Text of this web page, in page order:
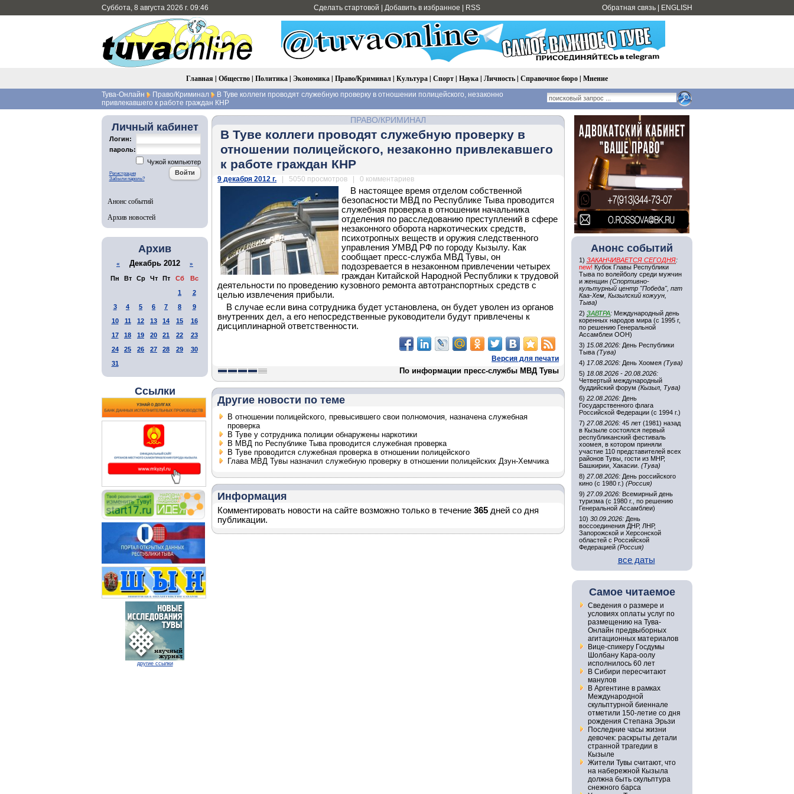
Суббота, 8 августа 2026 г. 09:46 Сделать стартовой Добавить в избранное RSS Обратная связь ENGLISH
Главная | Общество| Политика| Экономика| Право/Криминал| Культура| Спорт| Наука| Личность| Справочное бюро| Мнение
Тува-Онлайн Право/Криминал
В Туве коллеги проводят служебную проверку в отношении полицейского, незаконно
привлекавшего к работе граждан КНР
Личный кабинет
Логин:
пароль:
Чужой компьютер
Регистрация
Забыли пароль?
Анонс событий
Архив новостей
Архив
« Декабрь 2012 »
Пн Вт Ср Чт Пт Сб
Вс
1
2
3
4 5 6 7 8
9
10
11 12 13 14 15
16
17
18 19 20 21 22
23
24
25 26 27 28 29
30
31
Ссылки
другие ссылки
ПРАВО/КРИМИНАЛ
В Туве коллеги проводят служебную проверку в
отношении полицейского, незаконно привлекавшего
к работе граждан КНР
9 декабря 2012 г. | 5050 просмотров | 0 комментариев
В настоящее время отделом собственной
безопасности МВД по Республике Тыва проводится
служебная проверка в отношении начальника
отделения по расследованию преступлений в сфере
незаконного оборота наркотических средств,
психотропных веществ и оружия следственного
управления УМВД РФ по городу Кызылу. Как
сообщает пресс-служба МВД Тувы, он
подозревается в незаконном привлечении четырех
граждан Китайской Народной Республики к трудовой
деятельности по проведению кузовного ремонта автотранспортных средств с
целью извлечения прибыли.
В случае если вина сотрудника будет установлена, он будет уволен из органов
внутренних дел, а его непосредственные руководители будут привлечены к
дисциплинарной ответственности.
Версия для печати
По информации пресс-службы МВД Тувы
Другие новости по теме
В отношении полицейского, превысившего свои полномочия, назначена служебная
проверка
В Туве у сотрудника полиции обнаружены наркотики
В МВД по Республике Тыва проводится служебная проверка
В Туве проводится служебная проверка в отношении полицейского
Глава МВД Тувы назначил служебную проверку в отношении полицейских Дзун-Хемчика
Информация
Комментировать новости на сайте возможно только в течение 365 дней со дня
публикации.
Анонс событий
1) ЗАКАНЧИВАЕТСЯ СЕГОДНЯ:
new! Кубок Главы Республики
Тыва по волейболу среди мужчин
и женщин (Спортивно-
культурный центр "Победа", пгт
Каа-Хем, Кызылский кожуун,
Тыва)
2) ЗАВТРА: Международный день
коренных народов мира (с 1995 г,
по решению Генеральной
Ассамблеи ООН)
3) 15.08.2026: День Республики
Тыва (Тува)
4) 17.08.2026: День Хоомея (Тува)
5) 18.08.2026 - 20.08.2026:
Четвертый международный
буддийский форум (Кызыл, Тува)
6) 22.08.2026: День
Государственного флага
Российской Федерации (с 1994 г.)
7) 27.08.2026: 45 лет (1981) назад
в Кызыле состоялся первый
республиканский фестиваль
хоомея, в котором приняли
участие 110 представителей всех
районов Тувы, гости из МНР,
Башкирии, Хакасии. (Тува)
8) 27.08.2026: День российского
кино (с 1980 г.) (Россия)
9) 27.09.2026: Всемирный день
туризма (с 1980 г., по решению
Генеральной Ассамблеи)
10) 30.09.2026: День
воссоединения ДНР, ЛНР,
Запорожской и Херсонской
областей с Российской
Федерацией (Россия)
все даты
Самое читаемое
Сведения о размере и
условиях оплаты услуг по
размещению на Тува-
Онлайн предвыборных
агитационных материалов
Вице-спикеру Госдумы
Шолбану Кара-оолу
исполнилось 60 лет
В Сибири пересчитают
манулов
В Аргентине в рамках
Международной
скульптурной биеннале
отметили 150-летие со дня
рождения Степана Эрьзи
Последние часы жизни
девочек: раскрыты детали
странной трагедии в
Кызыле
Жители Тувы считают, что
на набережной Кызыла
должна быть скульптура
снежного барса